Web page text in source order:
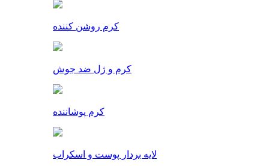
کرم روشن کننده
کرم و ژل ضد جوش
کرم پوشاننده
لایه بردار پوست و اسکراب